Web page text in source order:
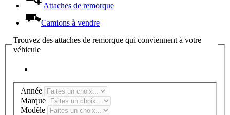
Attaches de remorque
Camions à vendre
Trouvez des attaches de remorque qui conviennent à votre
véhicule
Année
Marque
Modèle